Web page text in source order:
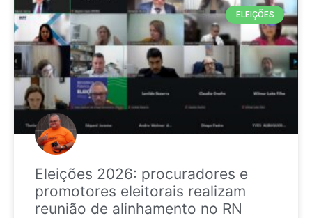
ELEIÇÕES
Eleições 2026: procuradores e
promotores eleitorais realizam
reunião de alinhamento no RN